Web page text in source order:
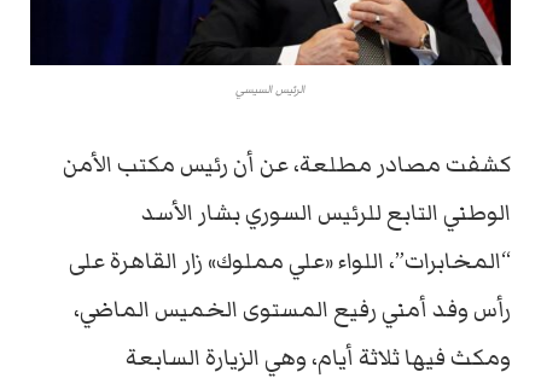
الرئيس السيسي
كشفت مصادر مطلعة، عن أن رئيس مكتب الأمن
الوطني التابع للرئيس السوري بشار الأسد
“المخابرات”، اللواء «علي مملوك» زار القاهرة على
رأس وفد أمني رفيع المستوى الخميس الماضي،
ومكث فيها ثلاثة أيام، وهي الزيارة السابعة